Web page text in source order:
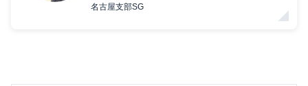
名古屋支部SG